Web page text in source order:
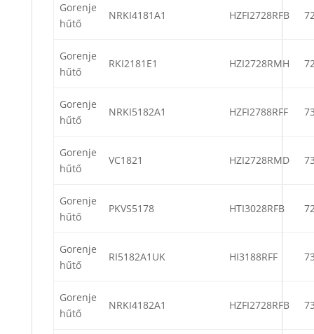
Gorenje
hűtő
NRKI4181A1 HZFI2728RFB
Gorenje
hűtő
RKI2181E1 HZI2728RMH
Gorenje
hűtő
NRKI5182A1 HZFI2788RFF
Gorenje
hűtő
VC1821 HZI2728RMD
Gorenje
hűtő
PKVS5178 HTI3028RFB
Gorenje
hűtő
RI5182A1UK HI3188RFF
Gorenje
hűtő
NRKI4182A1 HZFI2728RFB